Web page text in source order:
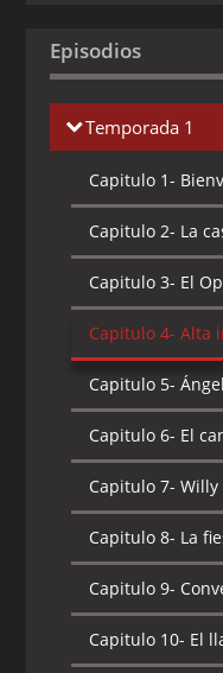
Episodios
Temporada 1
Capitulo 1-
Capitulo 2- La
Capitulo 3- El
Capitulo 4- Alta
Capitulo 5-
Capitulo 6- El
Capitulo 7- Willy
Capitulo 8- La
Capitulo 9-
Capitulo 10- El